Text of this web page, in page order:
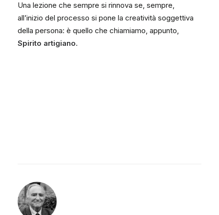
Una lezione che sempre si rinnova se, sempre,
all’inizio del processo si pone la creatività soggettiva
della persona: è quello che chiamiamo, appunto,
Spirito artigiano.